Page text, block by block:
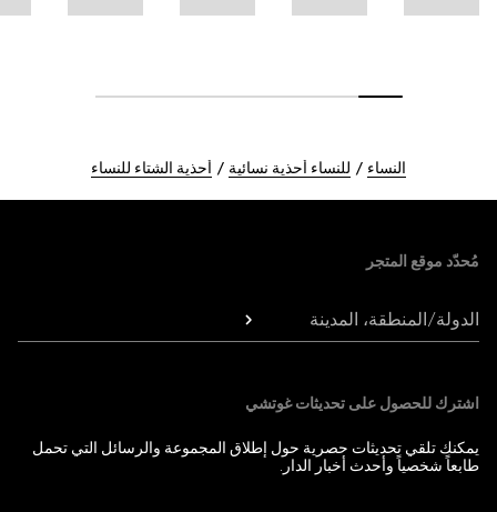
النساء للنساء أحذية نسائية أحذية الشتاء للنساء
مُحدّد موقع المتجر
الدولة/المنطقة، المدينة
اشترك للحصول على تحديثات غوتشي
يمكنك تلقي تحديثات حصرية حول إطلاق المجموعة والرسائل التي تحمل
طابعاً شخصياً وأحدث أخبار الدار.